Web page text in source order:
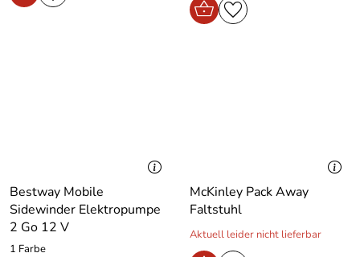
Bestway Mobile
Sidewinder Elektropumpe
2 Go 12 V
1 Farbe
McKinley Pack Away
Faltstuhl
Aktuell leider nicht lieferbar